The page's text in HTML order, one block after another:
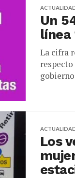
Un
línea
La cifra
Los